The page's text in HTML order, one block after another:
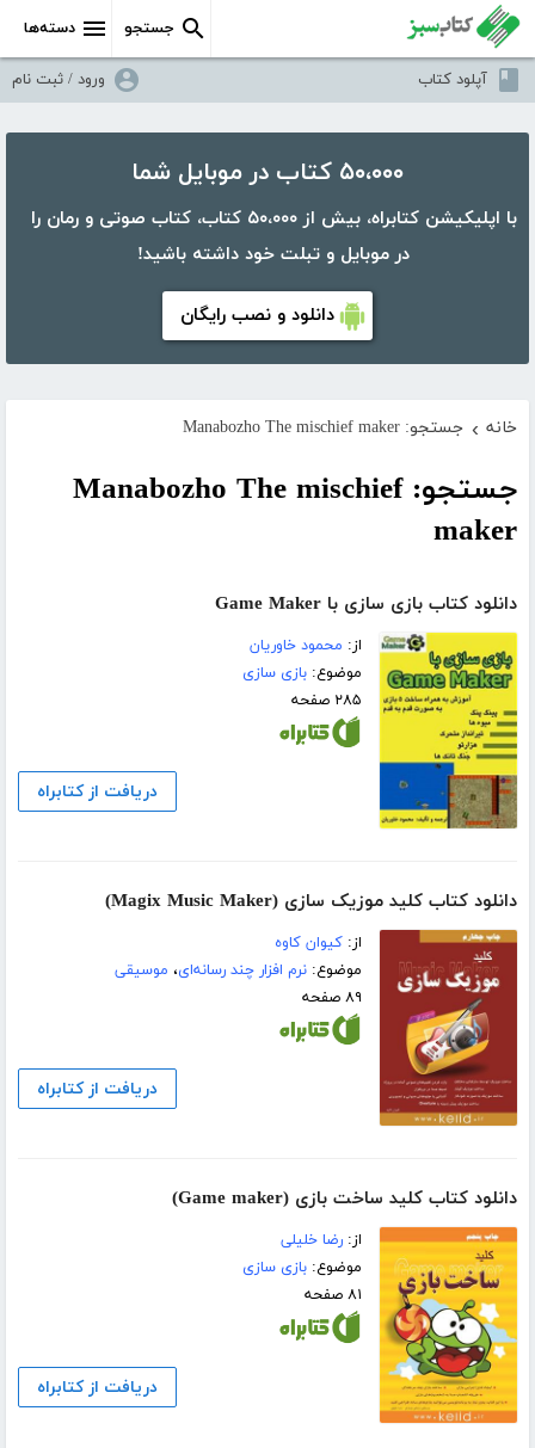
دسته‌ها جستجو
آپلود کتاب ورود / ثبت نام
۵۰،۰۰۰ کتاب در موبایل شما
با اپلیکیشن کتابراه، بیش از ۵۰،۰۰۰ کتاب، کتاب صوتی و رمان را
در موبایل و تبلت خود داشته باشید!
دانلود و نصب رایگان
خانه › جستجو: Manabozho The mischief maker
جستجو: Manabozho The mischief
maker
دانلود کتاب بازی سازی با Game Maker
از: محمود خاوریان
موضوع:بازی سازی
۲۸۵ صفحه
دریافت از کتابراه
دانلود کتاب کلید موزیک سازی (Magix Music Maker)
از:کیوان کاوه
موضوع:نرم افزار چند رسانه‌ای، موسیقی
۸۹ صفحه
دریافت از کتابراه
دانلود کتاب کلید ساخت بازی (Game maker)
از:رضا خلیلی
موضوع:بازی سازی
۸۱ صفحه
دریافت از کتابراه